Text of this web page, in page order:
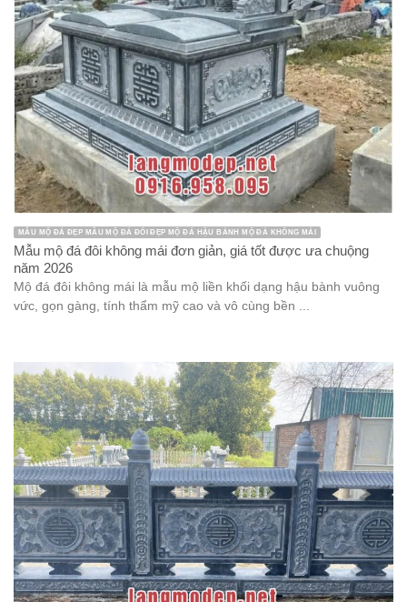
MẪU MỘ ĐÁ ĐẸP MẪU MỘ ĐÁ ĐÔI ĐẸP MỘ ĐÁ HẬU BÀNH MỘ ĐÁ KHÔNG MÁI
Mẫu mộ đá đôi không mái đơn giản, giá tốt được ưa chuộng
năm 2026
Mộ đá đôi không mái là mẫu mộ liền khối dạng hậu bành vuông
vức, gọn gàng, tính thẩm mỹ cao và vô cùng bền ...